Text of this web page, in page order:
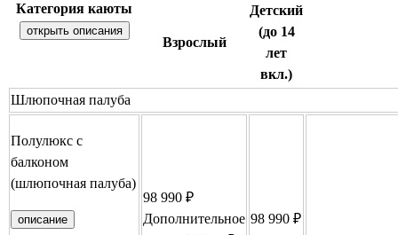
Категория каюты
открыть описания
Взрослый
Детский
(до 14
лет
вкл.)
Шлюпочная палуба
Полулюкс с
балконом
(шлюпочная палуба)
описание
98 990 ₽
Дополнительное 98 990 ₽